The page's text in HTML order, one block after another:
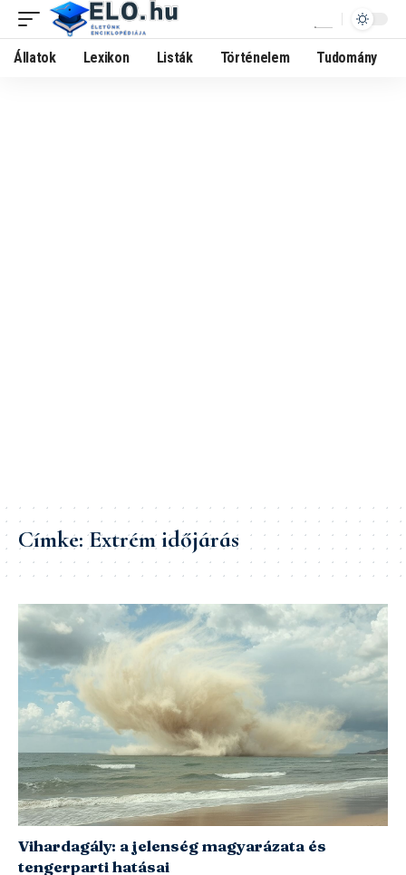
Állatok Lexikon Listák Történelem Tudomány
Címke:Extrém időjárás
Vihardagály: a jelenség magyarázata és
tengerparti hatásai